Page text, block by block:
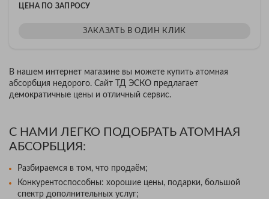
ЦЕНА ПО ЗАПРОСУ
ЗАКАЗАТЬ В ОДИН КЛИК
В нашем интернет магазине вы можете купить атомная
абсорбция недорого. Сайт ТД ЭСКО предлагает
демократичные цены и отличный сервис.
С НАМИ ЛЕГКО ПОДОБРАТЬ АТОМНАЯ
АБСОРБЦИЯ:
Разбираемся в том, что продаём;
Конкурентоспособны: хорошие цены, подарки, большой
спектр дополнительных услуг;